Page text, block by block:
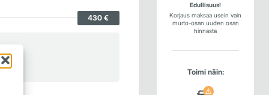
430 €
Edullisuus!
Korjaus maksaa usein vain
murto-osan uuden osan
hinnasta
Toimi näin: